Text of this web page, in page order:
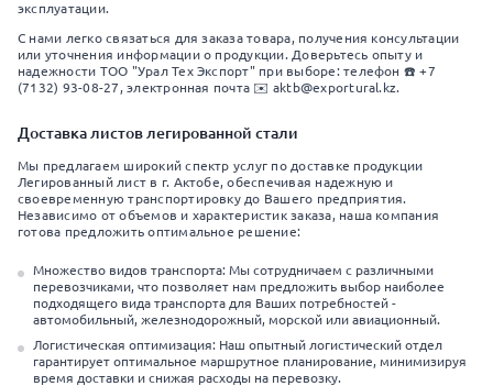
эксплуатации.
С нами легко связаться для заказа товара, получения консультации
или уточнения информации о продукции. Доверьтесь опыту и
надежности ТОО "Урал Тех Экспорт" при выборе: телефон ☎️ +7
(7132) 93-08-27, электронная почта ✉️ aktb@exportural.kz.
Доставка листов легированной стали
Мы предлагаем широкий спектр услуг по доставке продукции
Легированный лист в г. Актобе, обеспечивая надежную и
своевременную транспортировку до Вашего предприятия.
Независимо от объемов и характеристик заказа, наша компания
готова предложить оптимальное решение:
Множество видов транспорта: Мы сотрудничаем с различными
перевозчиками, что позволяет нам предложить выбор наиболее
подходящего вида транспорта для Ваших потребностей -
автомобильный, железнодорожный, морской или авиационный.
Логистическая оптимизация: Наш опытный логистический отдел
гарантирует оптимальное маршрутное планирование, минимизируя
время доставки и снижая расходы на перевозку.